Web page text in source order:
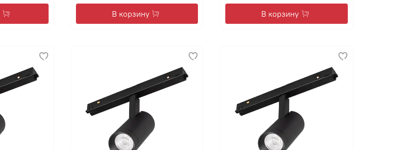
В корзину В корзину